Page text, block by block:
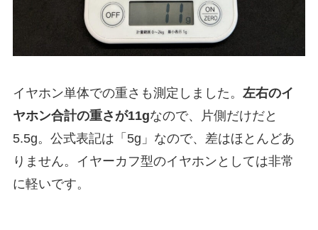
イヤホン単体での重さも測定しました。 左右のイ
ヤホン合計の重さが11gなので、片側だけだと
5.5g。公式表記は「5g」なので、差はほとんどあ
りません。イヤーカフ型のイヤホンとしては非常
に軽いです。